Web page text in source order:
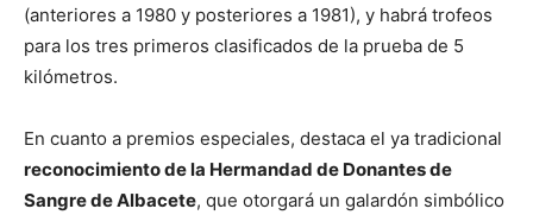
(anteriores a 1980 y posteriores a 1981), y habrá trofeos
para los tres primeros clasificados de la prueba de 5
kilómetros.
En cuanto a premios especiales, destaca el ya tradicional
reconocimiento de la Hermandad de Donantes de
Sangre de Albacete, que otorgará un galardón simbólico